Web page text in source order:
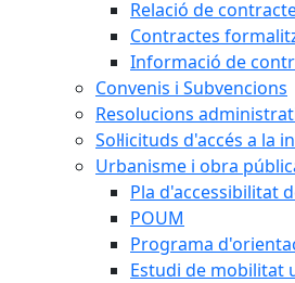
Relació de
Contractes
Informació de
Convenis i Subvencions
Resolucions
Sol·licituds d'accés a la
Urbanisme i obra
Pla d'accessibilitat
POUM
Programa
Estudi de mobilitat